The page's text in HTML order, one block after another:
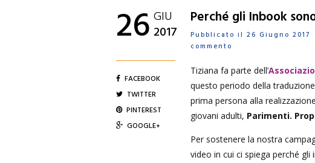
26 GIU
2017
FACEBOOK
TWITTER
PINTEREST
GOOGLE+
Perché gli Inbook
Pubblicato il 26 Giugno 2017
commento
Tiziana fa parte dell’
questo periodo della
prima persona alla
giovani adulti, Parimenti.
Per sostenere la nostra
video in cui ci spiega perché